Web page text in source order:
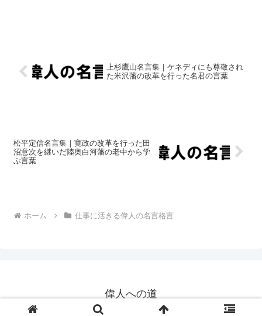
上杉鷹山名言集｜ケネディにも尊敬され
た米沢藩の改革を行った名君の言葉
松平定信名言集｜寛政の改革を行った田
沼意次を継いだ陸奥白河藩の老中から学
ぶ言葉
ホーム 仕事に活きる偉人の名言格言
偉人への道
© 2018-2026 偉人への道.